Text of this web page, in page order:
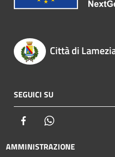
Città di
SEGUICI SU
Facebook
AMMINISTRAZIONE